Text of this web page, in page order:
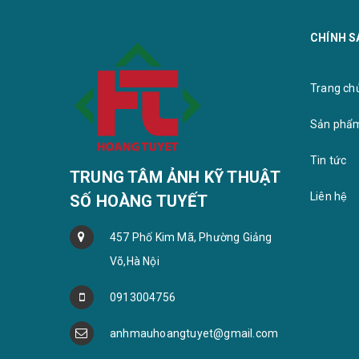
ẢNH TRÁNG GƯƠNG BO VIỀN VÀNG
ẢNH
TRUNG TÂM ẢNH KỸ THUẬT
SỐ HOÀNG TUYẾT
457 Phố Kim Mã, Phường Giảng
Võ,Hà Nội
0913004756
anhmauhoangtuyet@gmail.com
CHÍNH
Trang
Sản
Tin tức
Liên hệ